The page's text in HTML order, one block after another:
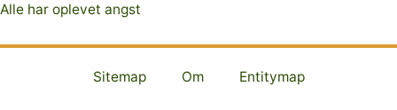
Alle har oplevet angst
Sitemap Om Entitymap